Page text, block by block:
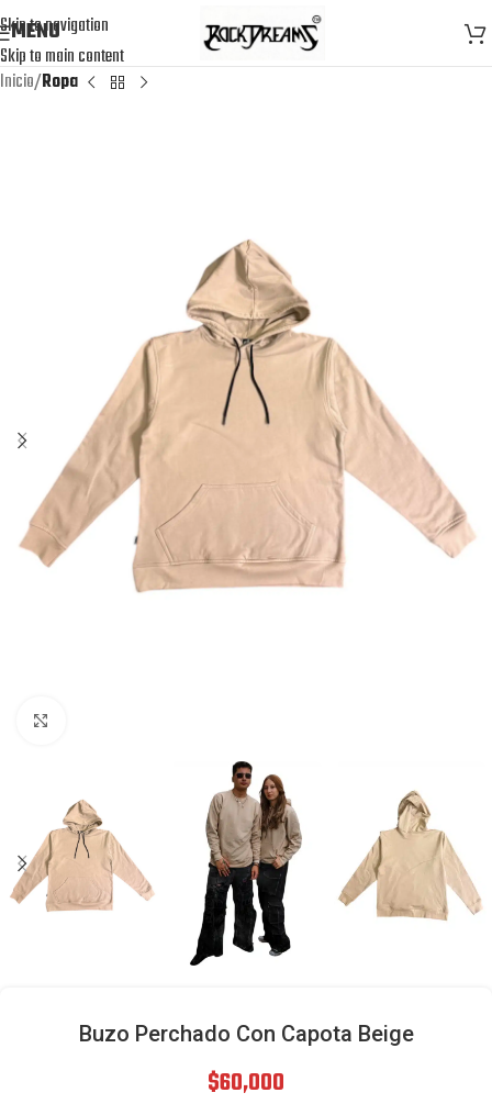
Skip to navigation
Skip to main content
MENU
Inicio Ropa
Buzo Perchado Con Capota Beige
$60,000